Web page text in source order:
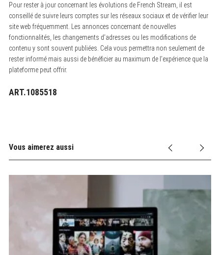
Pour rester à jour concernant les évolutions de French Stream, il est
conseillé de suivre leurs comptes sur les réseaux sociaux et de vérifier leur
site web fréquemment. Les annonces concernant de nouvelles
fonctionnalités, les changements d’adresses ou les modifications de
contenu y sont souvent publiées. Cela vous permettra non seulement de
rester informé mais aussi de bénéficier au maximum de l’expérience que la
plateforme peut offrir.
ART.1085518
Vous aimerez aussi